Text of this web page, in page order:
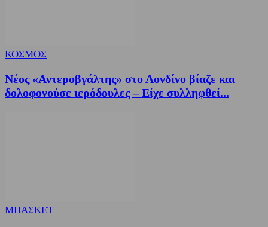
ΚΟΣΜΟΣ
Νέος «Αντεροβγάλτης» στο Λονδίνο βίαζε και
δολοφονούσε ιερόδουλες – Είχε συλληφθεί...
ΜΠΑΣΚΕΤ